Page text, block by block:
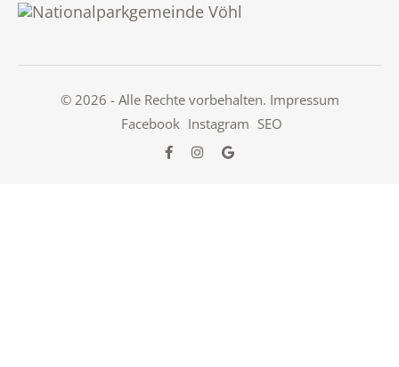
© 2026 - Alle Rechte vorbehalten. Impressum
Facebook Instagram SEO